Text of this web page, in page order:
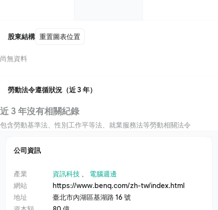
股東結構 重置圖表位置
尚無資料
勞動法令遵循狀況（近 3 年）
近 3 年沒有相關紀錄
包含勞動基準法、性別工作平等法、就業服務法等勞動相關法令
公司資訊
產業 資訊科技
電腦週邊
網站
https://www.benq.com/zh-tw/index.html
地址
臺北市內湖區基湖路 16 號